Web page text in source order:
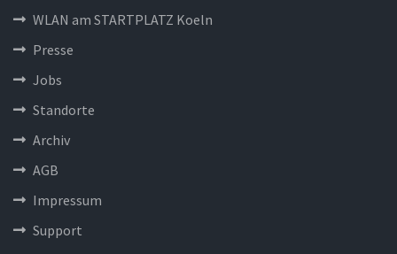
WLAN am STARTPLATZ Koeln
Presse
Jobs
Standorte
Archiv
AGB
Impressum
Support